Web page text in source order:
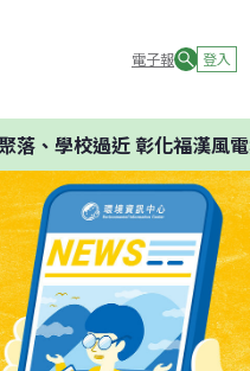
電子報 登入
、學校過近 彰化福漢風電